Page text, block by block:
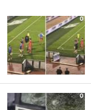
0
0